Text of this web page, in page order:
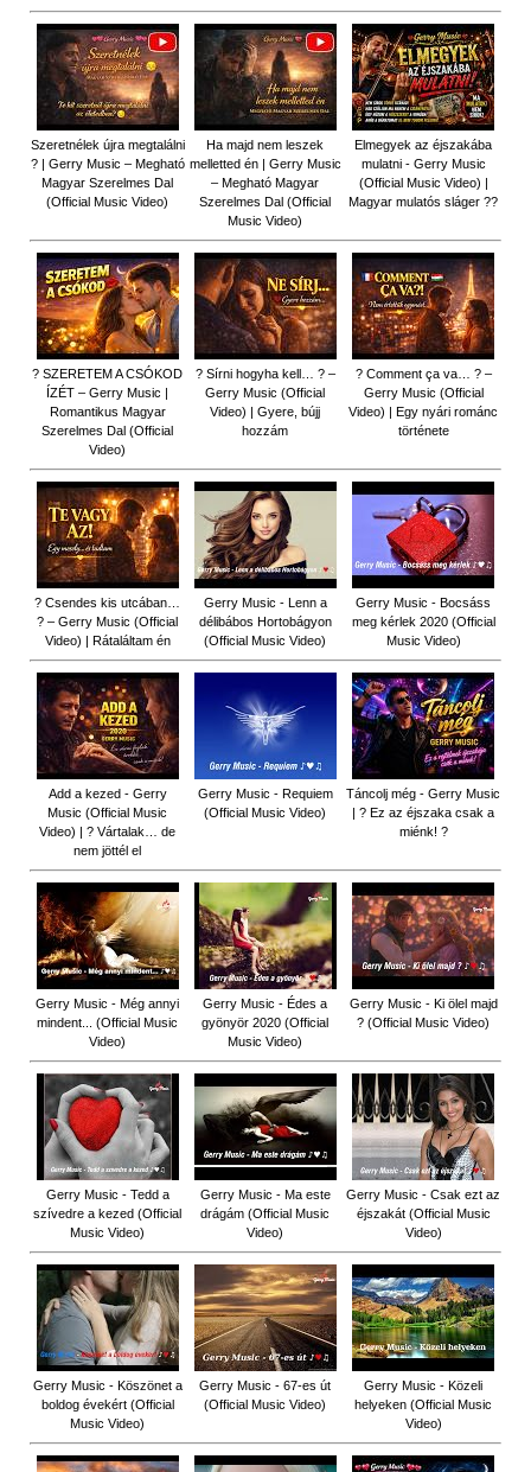
Szeretnélek újra megtalálni
? | Gerry Music – Megható
Magyar Szerelmes Dal
(Official Music Video)
Ha majd nem leszek
melletted én | Gerry Music
– Megható Magyar
Szerelmes Dal (Official
Music Video)
Elmegyek az éjszakába
mulatni - Gerry Music
(Official Music Video) |
Magyar mulatós sláger ??
? SZERETEM A CSÓKOD
ÍZÉT – Gerry Music |
Romantikus Magyar
Szerelmes Dal (Official
Video)
? Sírni hogyha kell… ? –
Gerry Music (Official
Video) | Gyere, bújj
hozzám
? Comment ça va… ? –
Gerry Music (Official
Video) | Egy nyári románc
története
? Csendes kis utcában…
? – Gerry Music (Official
Video) | Rátaláltam én
Gerry Music - Lenn a
délibábos Hortobágyon
(Official Music Video)
Gerry Music - Bocsáss
meg kérlek 2020 (Official
Music Video)
Add a kezed - Gerry
Music (Official Music
Video) | ? Vártalak… de
nem jöttél el
Gerry Music - Requiem
(Official Music Video)
Táncolj még - Gerry Music
| ? Ez az éjszaka csak a
miénk! ?
Gerry Music - Még annyi
mindent... (Official Music
Video)
Gerry Music - Édes a
gyönyör 2020 (Official
Music Video)
Gerry Music - Ki ölel majd
? (Official Music Video)
Gerry Music - Tedd a
szívedre a kezed (Official
Music Video)
Gerry Music - Ma este
drágám (Official Music
Video)
Gerry Music - Csak ezt az
éjszakát (Official Music
Video)
Gerry Music - Köszönet a
boldog évekért (Official
Music Video)
Gerry Music - 67-es út
(Official Music Video)
Gerry Music - Közeli
helyeken (Official Music
Video)